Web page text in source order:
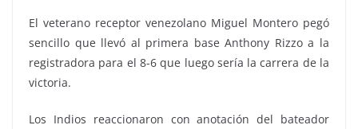
El veterano receptor venezolano Miguel Montero pegó
sencillo que llevó al primera base Anthony Rizzo a la
registradora para el 8-6 que luego sería la carrera de la
victoria.
Los Indios reaccionaron con anotación del bateador